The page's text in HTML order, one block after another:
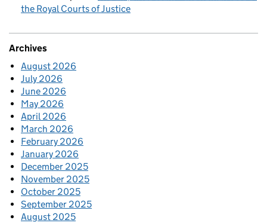
the Royal Courts of Justice
Archives
August 2026
July 2026
June 2026
May 2026
April 2026
March 2026
February 2026
January 2026
December 2025
November 2025
October 2025
September 2025
August 2025